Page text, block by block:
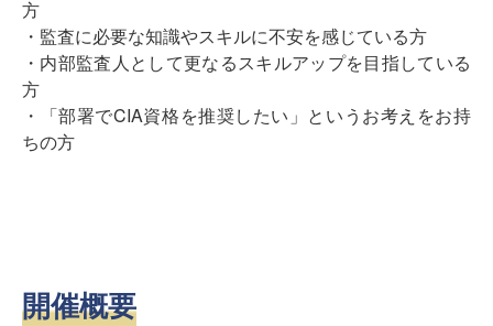
方
・監査に必要な知識やスキルに不安を感じている方
・内部監査人として更なるスキルアップを目指している
方
・「部署でCIA資格を推奨したい」というお考えをお持
ちの方
開催概要